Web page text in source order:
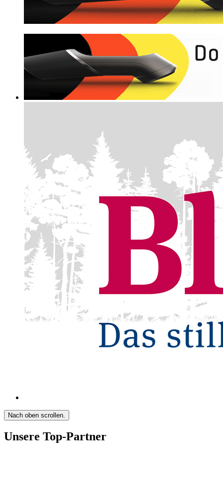
Nach oben scrollen.
Unsere Top-Partner